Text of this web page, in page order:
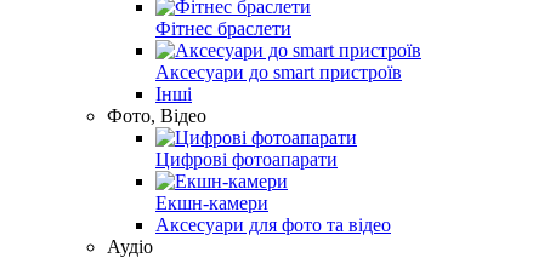
Фітнес браслети
Аксесуари до smart пристроїв
Інші
Фото, Відео
Цифрові фотоапарати
Екшн-камери
Аксесуари для фото та відео
Аудіо